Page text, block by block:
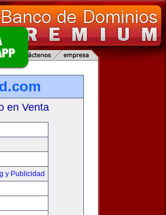
en Venta
y Publicidad